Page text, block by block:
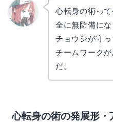
心転身の術っ
全に無防備に
チョウジが守
チームワーク
だ。
心転身の術の発展形・